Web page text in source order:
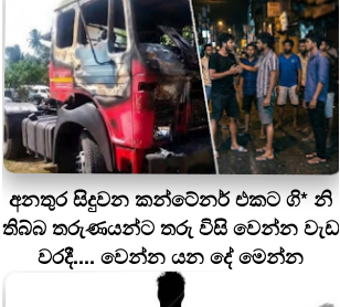
අනතුර සිදුවන කන්ටේනර් එකට ගි* නි
තිබ්බ තරුණයන්ට තරු විසි වෙන්න වැඩ
වරදී.... වෙන්න යන දේ මෙන්න